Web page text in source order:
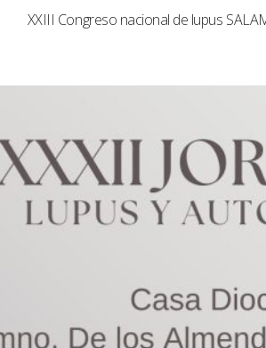
XXIII Congreso nacional de lupus